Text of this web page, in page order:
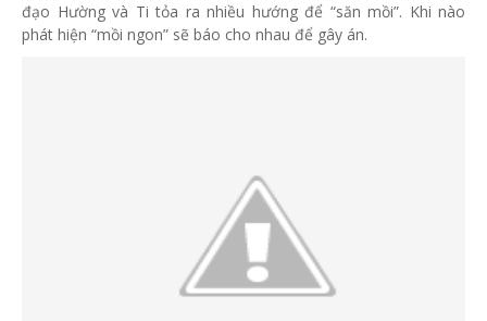
đạo Hường và Ti tỏa ra nhiều hướng để “săn mồi”. Khi nào
phát hiện “mồi ngon” sẽ báo cho nhau để gây án.